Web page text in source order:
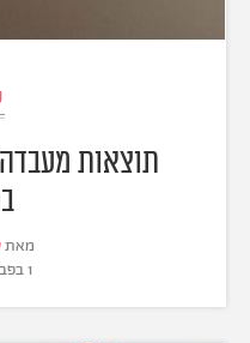
תוצאות
מאת
1 בפברואר 2016